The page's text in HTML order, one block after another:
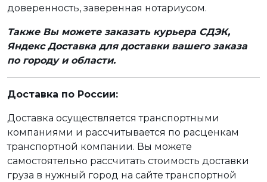
доверенность, заверенная нотариусом.
Также Вы можете заказать курьера СДЭК,
Яндекс Доставка для доставки вашего заказа
по городу и области.
Доставка по России:
Доставка осуществляется транспортными
компаниями и рассчитывается по расценкам
транспортной компании. Вы можете
самостоятельно рассчитать стоимость доставки
груза в нужный город на сайте транспортной